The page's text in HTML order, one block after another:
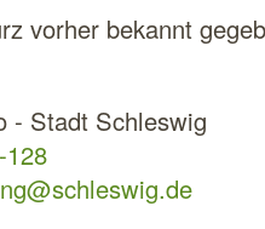
vorher bekannt
- Stadt Schleswig
128